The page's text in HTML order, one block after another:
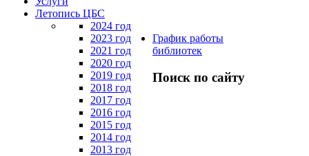
Летопись ЦБС
2024 год
2023 год
2021 год
2020 год
2019 год
2018 год
2017 год
2016 год
2015 год
2014 год
2013 год
График работы
библиотек
Поиск по сайту